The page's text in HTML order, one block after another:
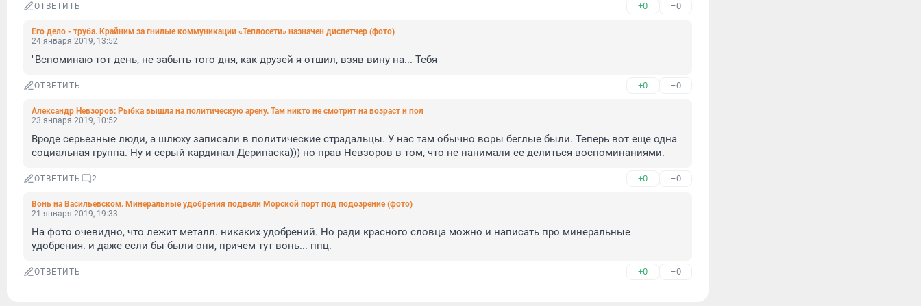
ОТВЕТИТЬ +0 –0
Его дело - труба. Крайним за гнилые коммуникации «Теплосети» назначен диспетчер (фото)
24 января 2019, 13:52
"Вспоминаю тот день, не забыть того дня, как друзей я отшил, взяв вину на... Тебя
ОТВЕТИТЬ +0 –0
Александр Невзоров: Рыбка вышла на политическую арену. Там никто не смотрит на возраст и пол
23 января 2019, 10:52
Вроде серьезные люди, а шлюху записали в политические страдальцы. У нас там обычно воры беглые были. Теперь вот еще одна
социальная группа. Ну и серый кардинал Дерипаска))) но прав Невзоров в том, что не нанимали ее делиться воспоминаниями.
ОТВЕТИТЬ 2 +0 –0
Вонь на Васильевском. Минеральные удобрения подвели Морской порт под подозрение (фото)
21 января 2019, 19:33
На фото очевидно, что лежит металл. никаких удобрений. Но ради красного словца можно и написать про минеральные
удобрения. и даже если бы были они, причем тут вонь... ппц.
ОТВЕТИТЬ +0 –0